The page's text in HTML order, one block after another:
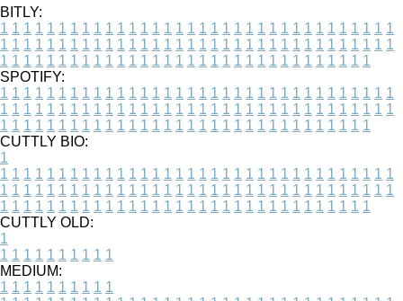
BITLY:
1 1 1 1 1 1 1 1 1 1 1 1 1 1 1 1 1 1 1 1 1 1 1 1 1 1 1 1 1 1 1 1 1 1
1 1 1 1 1 1 1 1 1 1 1 1 1 1 1 1 1 1 1 1 1 1 1 1 1 1 1 1 1 1 1 1 1 1
1 1 1 1 1 1 1 1 1 1 1 1 1 1 1 1 1 1 1 1 1 1 1 1 1 1 1 1 1 1 1 1
SPOTIFY:
1 1 1 1 1 1 1 1 1 1 1 1 1 1 1 1 1 1 1 1 1 1 1 1 1 1 1 1 1 1 1 1 1 1
1 1 1 1 1 1 1 1 1 1 1 1 1 1 1 1 1 1 1 1 1 1 1 1 1 1 1 1 1 1 1 1 1 1
1 1 1 1 1 1 1 1 1 1 1 1 1 1 1 1 1 1 1 1 1 1 1 1 1 1 1 1 1 1 1 1
CUTTLY BIO:
1
1 1 1 1 1 1 1 1 1 1 1 1 1 1 1 1 1 1 1 1 1 1 1 1 1 1 1 1 1 1 1 1 1 1
1 1 1 1 1 1 1 1 1 1 1 1 1 1 1 1 1 1 1 1 1 1 1 1 1 1 1 1 1 1 1 1 1 1
1 1 1 1 1 1 1 1 1 1 1 1 1 1 1 1 1 1 1 1 1 1 1 1 1 1 1 1 1 1 1 1
CUTTLY OLD:
1
1 1 1 1 1 1 1 1 1 1
MEDIUM:
1 1 1 1 1 1 1 1 1 1